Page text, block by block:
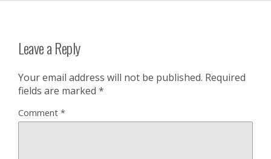
Leave a Reply
Your email address will not be published. Required
fields are marked *
Comment *